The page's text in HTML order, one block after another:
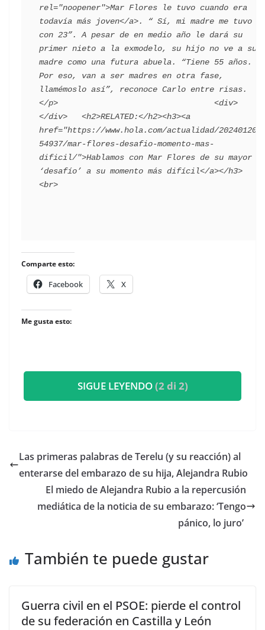
rel="noopener">Mar Flores le tuvo cuando era
todavía más joven</a>. “ Sí, mi madre me tuvo
con 23”. A pesar de en medio año le dará su
primer nieto a la exmodelo, su hijo no ve a su
madre como una futura abuela. “Tiene 55 años.
Por eso, van a ser madres en otra fase,
llamémoslo así”, reconoce Carlo entre risas.
</p>                                 <div>
</div>   <h2>RELATED:</h2><h3><a
href="https://www.hola.com/actualidad/202401203
54937/mar-flores-desafio-momento-mas-
dificil/">Hablamos con Mar Flores de su mayor
‘desafío’ a su momento más difícil</a></h3>
Comparte esto:
Facebook X
Me gusta esto:
SIGUE LEYENDO(2 di 2)
​Las primeras palabras de Terelu (y su reacción) al
enterarse del embarazo de su hija, Alejandra Rubio
​El miedo de Alejandra Rubio a la repercusión
mediática de la noticia de su embarazo: ‘Tengo
pánico, lo juro’
También te puede gustar
Guerra civil en el PSOE: pierde el control
de su federación en Castilla y León